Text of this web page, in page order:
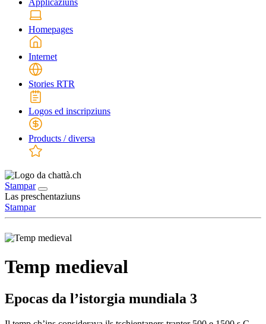
Applicaziuns
Homepages
Internet
Stories RTR
Logos ed inscripziuns
Products / diversa
Stampar
Las preschentaziuns
Stampar
Temp medieval
Epocas da l’istorgia mundiala 3